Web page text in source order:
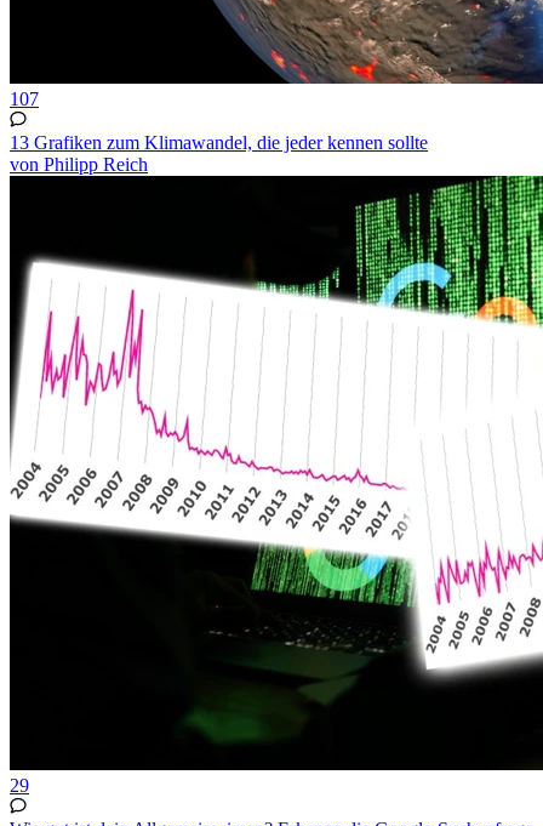
107
13 Grafiken zum Klimawandel, die jeder kennen sollte
von Philipp Reich
29